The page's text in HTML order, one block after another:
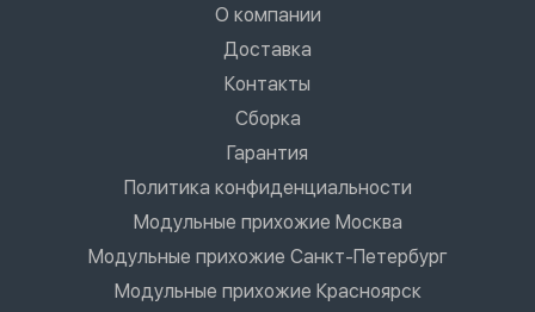
О компании
Доставка
Контакты
Сборка
Гарантия
Политика конфиденциальности
Модульные прихожие Москва
Модульные прихожие Санкт-Петербург
Модульные прихожие Красноярск